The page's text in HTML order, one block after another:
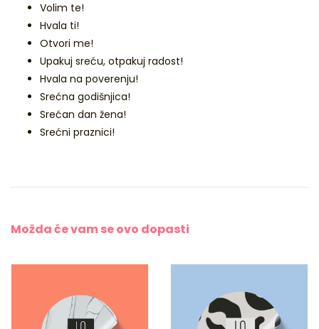
Volim te!
Hvala ti!
Otvori me!
Upakuj sreću, otpakuj radost!
Hvala na poverenju!
Srećna godišnjica!
Srećan dan žena!
Srećni praznici!
Možda će vam seovo dopasti